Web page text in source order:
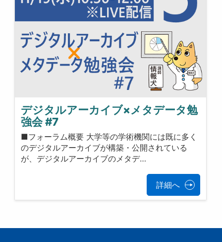
デジタルアーカイブ×メタデータ勉
強会 #7
■フォーラム概要 大学等の学術機関には既に多く
のデジタルアーカイブが構築・公開されている
が、デジタルアーカイブのメタデ…
詳細へ